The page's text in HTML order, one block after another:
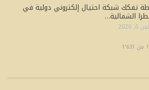
تفكك شبكة احتيال إلكتروني دولية في
الشمالية…
1 من 1٬631